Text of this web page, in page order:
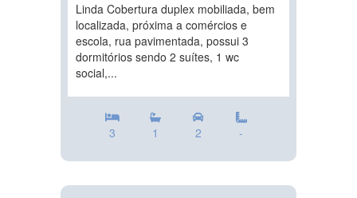
Linda Cobertura duplex mobiliada, bem
localizada, próxima a comércios e
escola, rua pavimentada, possui 3
dormitórios sendo 2 suítes, 1 wc
social,...
3 1 2 -